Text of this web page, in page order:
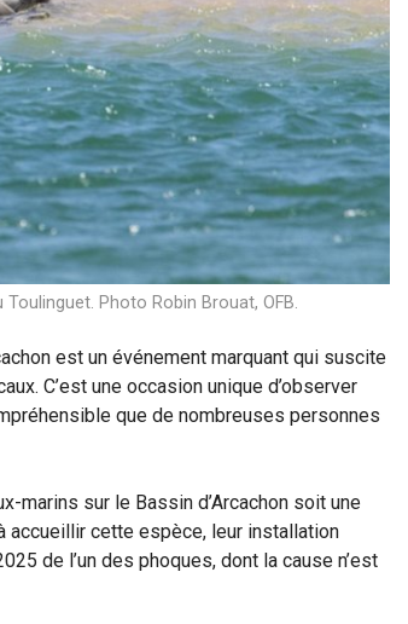
Photo Robin Brouat, OFB.
est un événement marquant qui suscite
C’est une occasion unique d’observer
que de nombreuses personnes
marins sur le Bassin d’Arcachon soit une
accueillir cette espèce, leur installation
de l’un des phoques, dont la cause n’est